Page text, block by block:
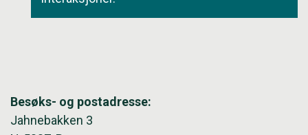
Besøks- og postadresse:
Jahnebakken 3